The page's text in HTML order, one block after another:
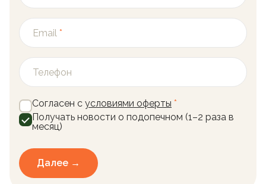
Email *
Телефон
Согласен с условиями оферты *
Получать новости о подопечном (1–2 раза в
месяц)
Далее →